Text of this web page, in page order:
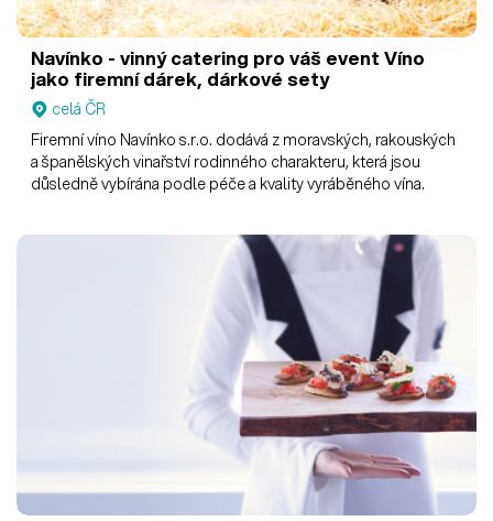
Navínko - vinný catering pro váš event Víno
jako firemní dárek, dárkové sety
celá ČR
Firemní víno Navínko s.r.o. dodává z moravských, rakouských
a španělských vinařství rodinného charakteru, která jsou
důsledně vybírána podle péče a kvality vyráběného vína.